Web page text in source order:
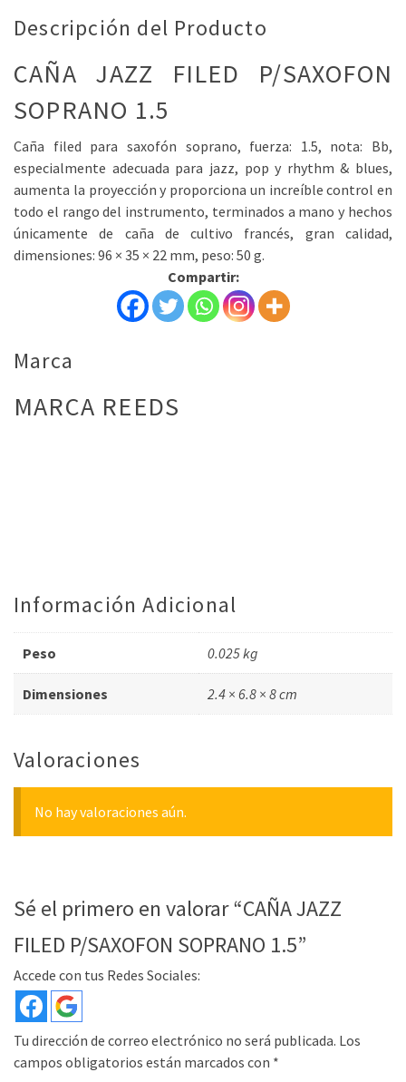
Descripción del Producto
CAÑA JAZZ FILED P/SAXOFON
SOPRANO 1.5
Caña filed para saxofón soprano, fuerza: 1.5, nota: Bb,
especialmente adecuada para jazz, pop y rhythm & blues,
aumenta la proyección y proporciona un increíble control en
todo el rango del instrumento, terminados a mano y hechos
únicamente de caña de cultivo francés, gran calidad,
dimensiones: 96 × 35 × 22 mm, peso: 50 g.
Compartir:
Marca
MARCA REEDS
Información Adicional
Peso 0.025 kg
Dimensiones 2.4 × 6.8 × 8 cm
Valoraciones
No hay valoraciones aún.
Sé el primero en valorar “CAÑA JAZZ
FILED P/SAXOFON SOPRANO 1.5”
Accede con tus Redes Sociales:
Tu dirección de correo electrónico no será publicada. Los
campos obligatorios están marcados con *